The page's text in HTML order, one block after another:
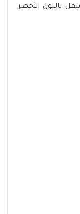
باللون الأخضر